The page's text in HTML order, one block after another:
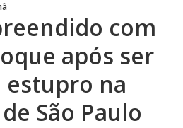
com
após ser
estupro na
São Paulo